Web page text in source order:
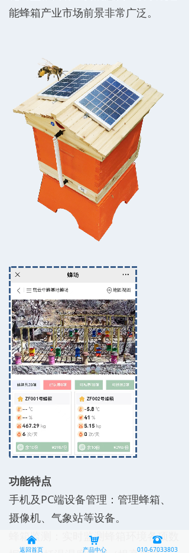
能蜂箱产业市场前景非常广泛。
功能特点
手机及PC端设备管理：管理蜂箱、
摄像机、气象站等设备。
蜂箱监测：实时监测蜂箱环境各项数
낀
返回首页
낙
产品中心
뀰
010-67033803